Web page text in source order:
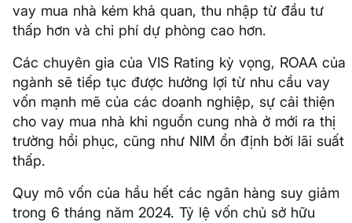
vay mua nhà kém khả quan, thu nhập từ đầu tư
thấp hơn và chi phí dự phòng cao hơn.
Các chuyên gia của VIS Rating kỳ vọng, ROAA của
ngành sẽ tiếp tục được hưởng lợi từ nhu cầu vay
vốn mạnh mẽ của các doanh nghiệp, sự cải thiện
cho vay mua nhà khi nguồn cung nhà ở mới ra thị
trường hồi phục, cũng như NIM ổn định bởi lãi suất
thấp.
Quy mô vốn của hầu hết các ngân hàng suy giảm
trong 6 tháng năm 2024. Tỷ lệ vốn chủ sở hữu